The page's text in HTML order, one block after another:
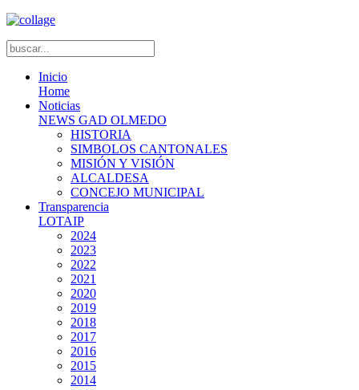
Inicio
Home
Noticias
NEWS GAD OLMEDO
HISTORIA
SIMBOLOS CANTONALES
MISIÓN Y VISIÓN
ALCALDESA
CONCEJO MUNICIPAL
Transparencia
LOTAIP
2024
2023
2022
2021
2020
2019
2018
2017
2016
2015
2014